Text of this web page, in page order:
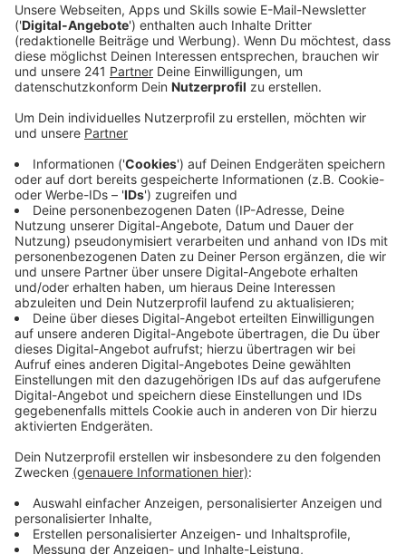
Anzeige
Jugendschutz im Fokus
Der KOD führte rund 200 Jugendschutzkontrollen
durch. Bei fast jedem zweiten minderjährigen
Jugendlichen wurden Alkohol oder Zigaretten
gefunden – diese wurden vom Ordnungsdienst
vernichtet oder sichergestellt. Die Zahlen
entsprechen denen der vergangenen Karnevals-Jahre.
Außerdem wurden mehrere Wildpinkler erwischt.
Zudem gab es einige Verfahren wegen Verstößen
gegen das Glasverbot in Schlebusch sowie das
Cannabis-Konsumverbot.
Anzeige
Mehr Nachrichten aus Leverkusen
Anzeige